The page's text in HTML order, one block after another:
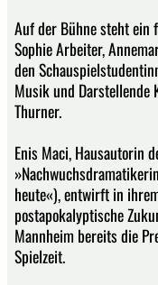
Auf der Bühne steht ein
Sophie Arbeiter,
den
Musik und Darstellende
Thurner.
Enis Maci, Hausautorin
heute«), entwirft in
postapokalyptische
Mannheim bereits die
Spielzeit.